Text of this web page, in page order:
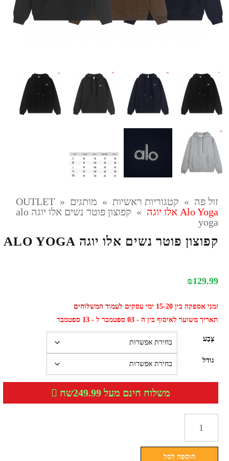
זול פה » קטגוריות ראשיות » מותגים OUTLET »
Alo Yoga אלו יוגה
»
קפוצון פוטר נשים אלו יוגה alo
yoga
קפוצון פוטר נשים אלו יוגה ALO YOGA
₪129.99
זמני אספקה בין 15-20 ימי עסקים
לעמוד המשלוחים
תאריך משוער לאיסוף בין ה - 03 ספטמבר ל - 13 ספטמבר
צֶבַע
גודל
משלוח חינם מעל 249.99שח
קפוצון
הוספה לסל